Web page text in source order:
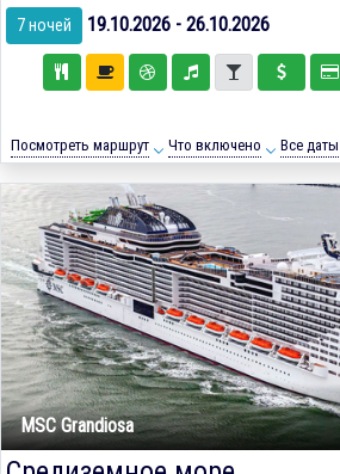
7 ночей 19.10.2026 - 26.10.2026
Посмотреть маршрут Что включено Все даты
MSC Grandiosa